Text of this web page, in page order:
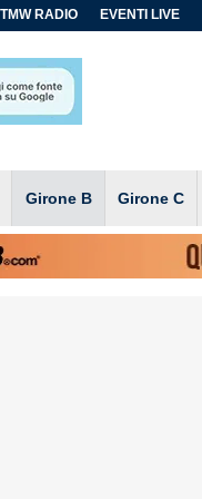
TMW RADIO EVENTI LIVE
Girone B Girone C